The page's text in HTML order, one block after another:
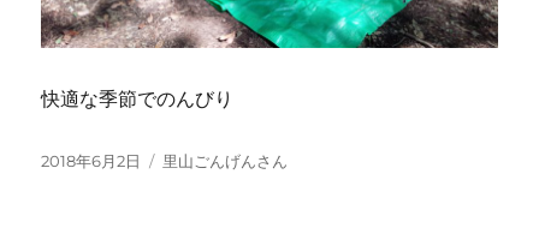
快適な季節でのんびり
投
2018年6月2日
カ
里山ごんげんさん